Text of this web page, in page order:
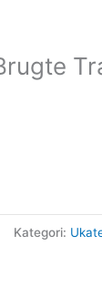
Kategori: